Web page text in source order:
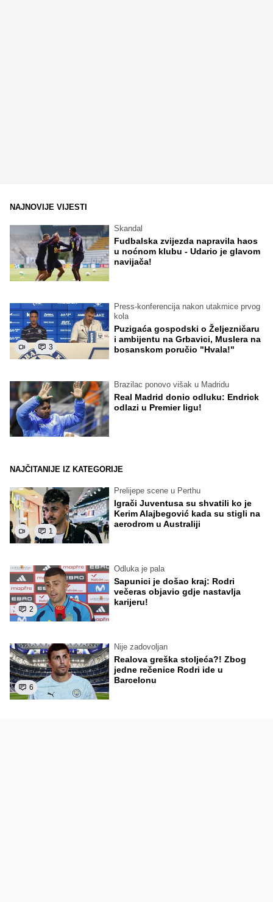
NAJNOVIJE VIJESTI
Skandal
Fudbalska zvijezda napravila haos
u noćnom klubu - Udario je glavom
navijača!
3
Press-konferencija nakon utakmice prvog
kola
Puzigaća gospodski o Željezničaru
i ambijentu na Grbavici, Muslera na
bosanskom poručio "Hvala!"
Brazilac ponovo višak u Madridu
Real Madrid donio odluku: Endrick
odlazi u Premier ligu!
NAJČITANIJE IZ KATEGORIJE
1
Prelijepe scene u Perthu
Igrači Juventusa su shvatili ko je
Kerim Alajbegović kada su stigli na
aerodrom u Australiji
2
Odluka je pala
Sapunici je došao kraj: Rodri
večeras objavio gdje nastavlja
karijeru!
6
Nije zadovoljan
Realova greška stoljeća?! Zbog
jedne rečenice Rodri ide u
Barcelonu